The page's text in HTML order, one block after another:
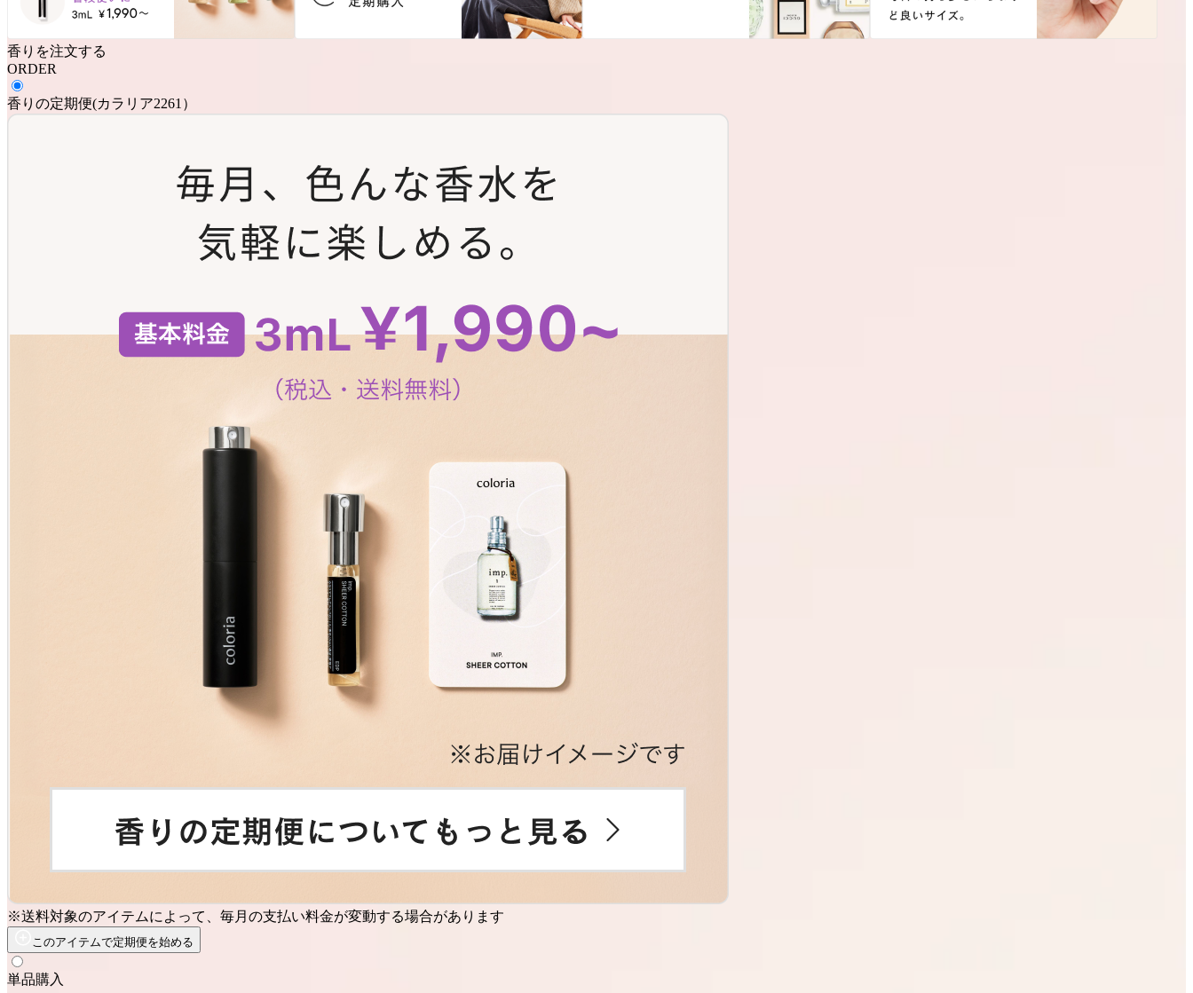
香りを注文する
ORDER
香りの定期便(カラリア2261 ）
※送料対象のアイテムによって、毎月の支払い料金が変動する場合があります
このアイテムで定期便を始める
単品購入